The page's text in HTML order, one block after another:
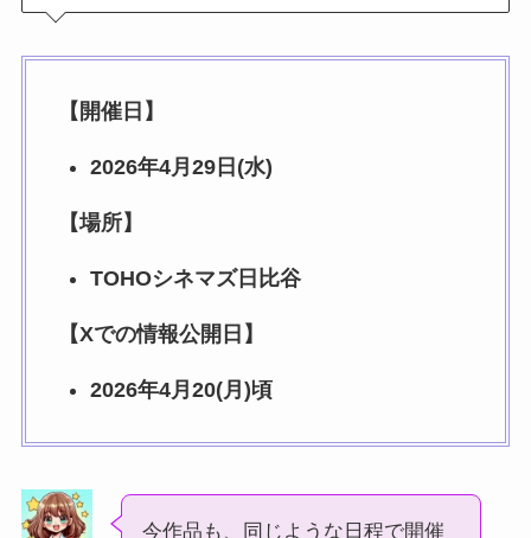
【開催日】
2026年4月29日(水)
【場所】
TOHOシネマズ日比谷
【Xでの情報公開日】
2026年4月20(月)頃
今作品も、同じような日程で開催